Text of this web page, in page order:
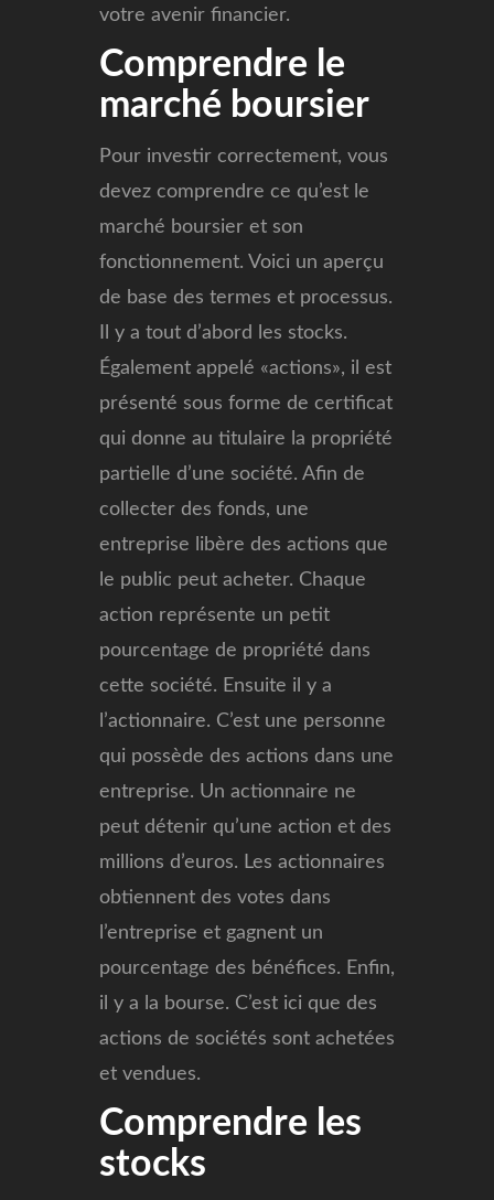
votre avenir financier.
Comprendre le
marché boursier
Pour investir correctement, vous
devez comprendre ce qu’est le
marché boursier et son
fonctionnement. Voici un aperçu
de base des termes et processus.
Il y a tout d’abord les stocks.
Également appelé «actions», il est
présenté sous forme de certificat
qui donne au titulaire la propriété
partielle d’une société. Afin de
collecter des fonds, une
entreprise libère des actions que
le public peut acheter. Chaque
action représente un petit
pourcentage de propriété dans
cette société. Ensuite il y a
l’actionnaire. C’est une personne
qui possède des actions dans une
entreprise. Un actionnaire ne
peut détenir qu’une action et des
millions d’euros. Les actionnaires
obtiennent des votes dans
l’entreprise et gagnent un
pourcentage des bénéfices. Enfin,
il y a la bourse. C’est ici que des
actions de sociétés sont achetées
et vendues.
Comprendre les
stocks